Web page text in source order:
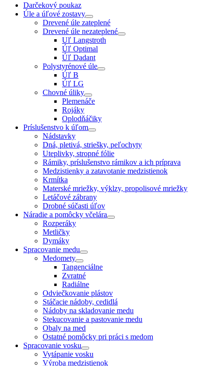
Darčekový poukaz
Úle a úľové zostavy
Drevené úle zateplené
Drevené úle nezateplené
Uľ Langstroth
Úľ Optimal
Úľ Dadant
Polystyrénové úle
Úľ B
Úľ LG
Chovné úliky
Plemenáče
Rojáky
Oplodňáčiky
Príslušenstvo k úľom
Nádstavky
Dná, pletivá, striešky, peľochyty
Uteplivky, stropné fólie
Rámiky, príslušenstvo rámikov a ich príprava
Medzistienky a zatavotanie medzistienok
Krmítka
Materské mriežky, výklzy, propolisové mriežky
Letáčové zábrany
Drobné súčasti úľov
Náradie a pomôcky včelára
Rozperáky
Metličky
Dymáky
Spracovanie medu
Medomety
Tangenciálne
Zvratné
Radiálne
Odviečkovanie plástov
Stáčacie nádoby, cedidlá
Nádoby na skladovanie medu
Stekucovanie a pastovanie medu
Obaly na med
Ostatné pomôcky pri práci s medom
Spracovanie vosku
Vytápanie vosku
Výroba medzistienok